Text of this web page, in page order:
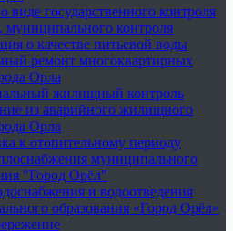
виде государственного контроля
муниципального контроля
о качестве питьевой воды
ремонт многоквартирных
Орла
жилищный контроль
из аварийного жилищного
Орла
к отопительному периоду
муниципального
"Город Орёл"
и водоотведения
образования «Город Орёл»